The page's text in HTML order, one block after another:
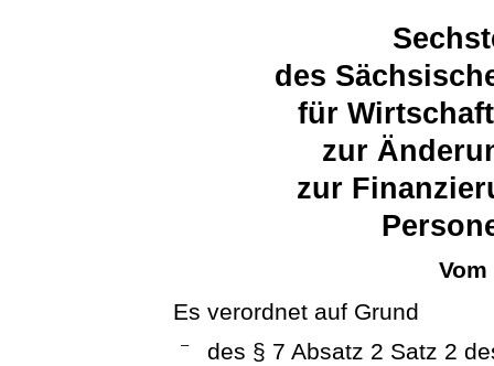
des
für
zur
zur
Es verordnet auf Grund
–
des § 7 Absatz 2 Satz 2